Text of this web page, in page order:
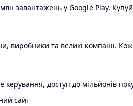
завантажень у Google Play.
виробники та великі компанії.
доступ до мільйонів
сайт